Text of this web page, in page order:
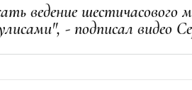
ведение шестичасового
- подписал видео